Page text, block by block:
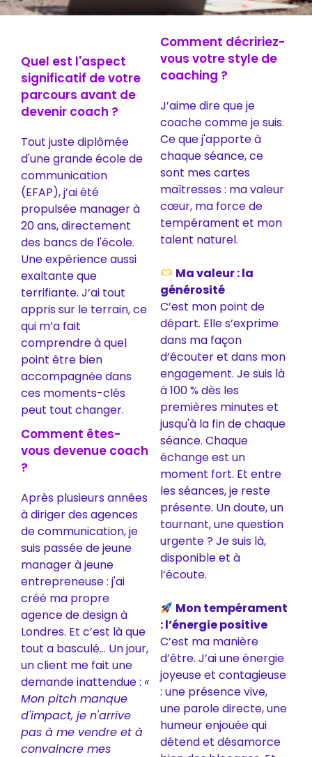
Quel est l'aspect
significatif de votre
parcours avant de
devenir coach ?
Tout juste diplômée
d'une grande école de
communication
(EFAP), j’ai été
propulsée manager à
20 ans, directement
des bancs de l'école.
Une expérience aussi
exaltante que
terrifiante. J’ai tout
appris sur le terrain, ce
qui m’a fait
comprendre à quel
point être bien
accompagnée dans
ces moments-clés
peut tout changer.
Comment êtes-
vous devenue coach
?
Après plusieurs années
à diriger des agences
de communication, je
suis passée de jeune
manager à jeune
entrepreneuse : j'ai
créé ma propre
agence de design à
Londres. Et c’est là que
tout a basculé... Un jour,
un client me fait une
demande inattendue : «
Mon pitch manque
d'impact, je n'arrive
pas à me vendre et à
convaincre mes
Comment décririez-
vous votre style de
coaching ?
J’aime dire que je
coache comme je suis.
Ce que j'apporte à
chaque séance, ce
sont mes cartes
maîtresses : ma valeur
cœur, ma force de
tempérament et mon
talent naturel.
Ma valeur : la
générosité
C’est mon point de
départ. Elle s’exprime
dans ma façon
d’écouter et dans mon
engagement. Je suis là
à 100 % dès les
premières minutes et
jusqu'à la fin de chaque
séance. Chaque
échange est un
moment fort. Et entre
les séances, je reste
présente. Un doute, un
tournant, une question
urgente ? Je suis là,
disponible et à
l’écoute.
Mon tempérament
: l’énergie positive
C’est ma manière
d’être. J’ai une énergie
joyeuse et contagieuse
: une présence vive,
une parole directe, une
humeur enjouée qui
détend et désamorce